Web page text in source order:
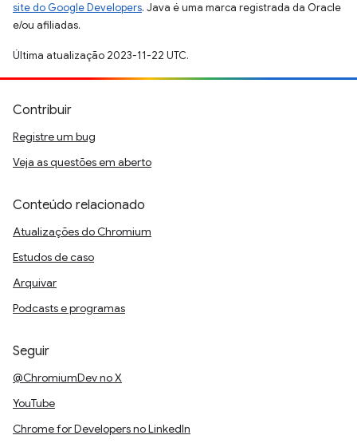
site do Google Developers. Java é uma marca registrada da Oracle
e/ou afiliadas.
Última atualização 2023-11-22 UTC.
Contribuir
Registre um bug
Veja as questões em aberto
Conteúdo relacionado
Atualizações do Chromium
Estudos de caso
Arquivar
Podcasts e programas
Seguir
@ChromiumDev no X
YouTube
Chrome for Developers no LinkedIn